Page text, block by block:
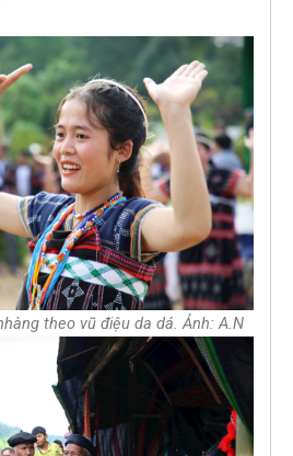
theo vũ điệu da dá. Ảnh: A.N